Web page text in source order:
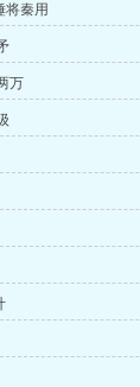
将秦用
万